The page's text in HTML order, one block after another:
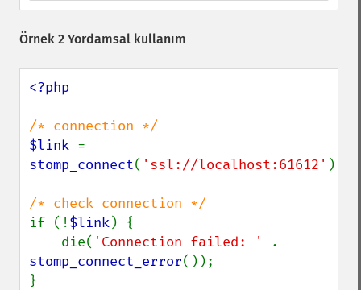
Örnek 2 Yordamsal kullanım
<?php
$link
stomp_connect( 'ssl://localhost:61612' );
if (!$link) {
    die(
'Connection failed: '
stomp_connect_error());
}